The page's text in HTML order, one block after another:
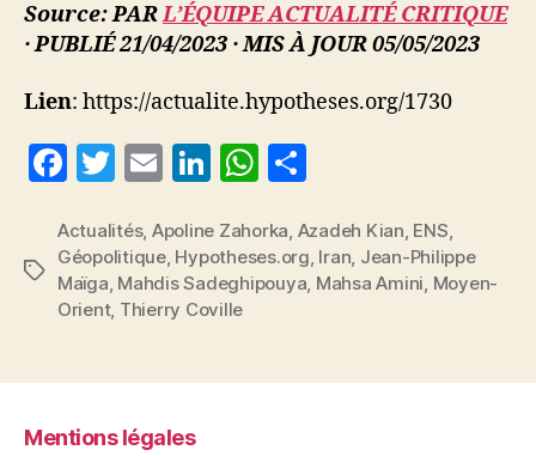
Source: PARL’ÉQUIPE ACTUALITÉ CRITIQUE
· PUBLIÉ 21/04/2023 · MIS À JOUR 05/05/2023
Lien: https://actualite.hypotheses.org/1730
F
c
e
b
o
k
T
itt
er
E
ai
l
Li
k
e
dI
W
at
s
p
rt
a
Étiquettes
Actualités, Apoline Zahorka, Azadeh Kian, ENS,
Géopolitique, Hypotheses.org, Iran, Jean-Philippe
Maïga, Mahdis Sadeghipouya, Mahsa Amini, Moyen-
Orient, Thierry Coville
Mentions légales